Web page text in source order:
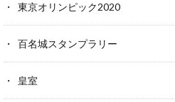
東京オリンピック2020
百名城スタンプラリー
皇室